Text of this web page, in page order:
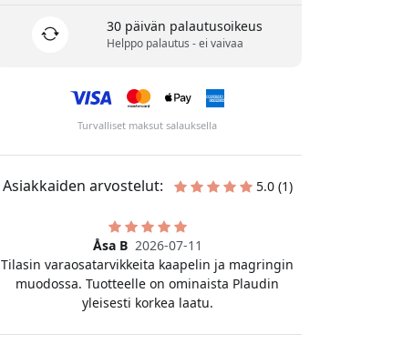
30 päivän palautusoikeus
Helppo palautus - ei vaivaa
Turvalliset maksut salauksella
Asiakkaiden arvostelut: 5.0 (1)
Åsa B 2026-07-11
Tilasin varaosatarvikkeita kaapelin ja magringin
muodossa. Tuotteelle on ominaista Plaudin
yleisesti korkea laatu.